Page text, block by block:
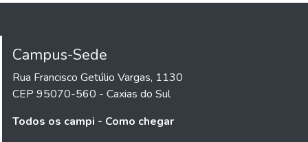
Campus-Sede
Rua Francisco Getúlio Vargas, 1130
CEP 95070-560 - Caxias do Sul
Todos os campi - Como chegar